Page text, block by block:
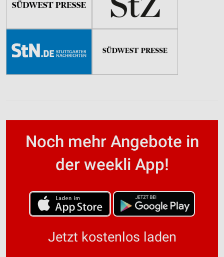
Noch mehr Angebote in
der weekli App!
Jetzt kostenlos laden